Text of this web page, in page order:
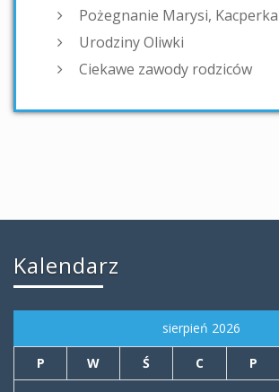
Pożegnanie Marysi,
Urodziny Oliwki
Ciekawe zawody rodziców
Kalendarz
sierpień 2026
P W Ś C P